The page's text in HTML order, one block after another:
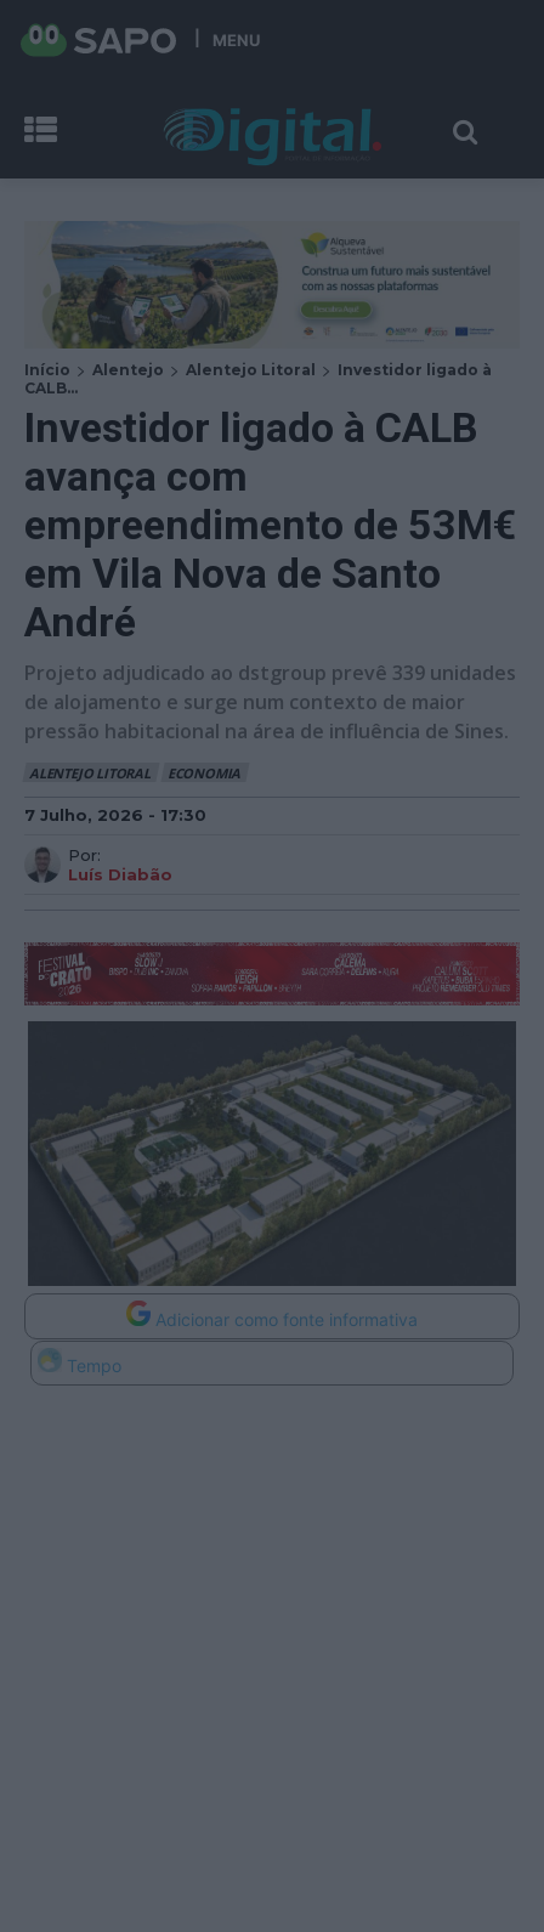
MENU
Início Alentejo Alentejo Litoral
Investidor ligado à
CALB...
Investidor ligado à CALB
avança com
empreendimento de 53M€
em Vila Nova de Santo
André
Projeto adjudicado ao dstgroup prevê 339 unidades
de alojamento e surge num contexto de maior
pressão habitacional na área de influência de Sines.
ALENTEJO LITORAL ECONOMIA
7 Julho, 2026 - 17:30
Por:
Luís Diabão
Adicionar como fonte informativa
Tempo